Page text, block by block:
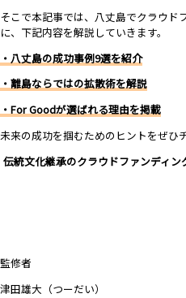
そこで本記事では、八丈島でクラウド
に、 下記内容を解説していきます。
・八丈島の成功事例9選を紹介
・離島ならではの拡散術を解説
・For Goodが選ばれる理由を掲載
未来の成功を掴むためのヒントをぜひ
伝統文化継承のクラウドファンディ
監修者
津田雄大（つーだい）